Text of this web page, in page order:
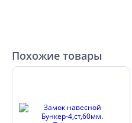
Похожие товары